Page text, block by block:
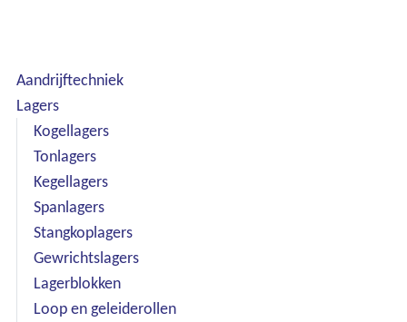
Aandrijftechniek
Lagers
Kogellagers
Tonlagers
Kegellagers
Spanlagers
Stangkoplagers
Gewrichtslagers
Lagerblokken
Loop en geleiderollen